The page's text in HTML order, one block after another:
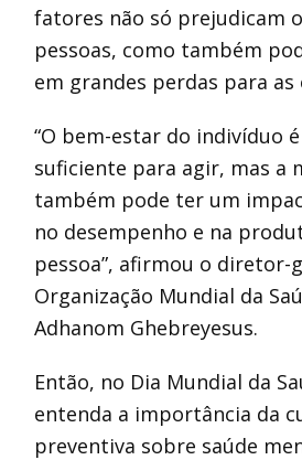
fatores não só prejudicam
pessoas, como também
em grandes perdas para as
“O bem-estar do indivíduo
suficiente para agir, mas a
também pode ter um
no desempenho e na
pessoa”, afirmou o diretor-
Organização Mundial da
Adhanom Ghebreyesus.
Então, no Dia Mundial da
entenda a importância da
preventiva sobre saúde